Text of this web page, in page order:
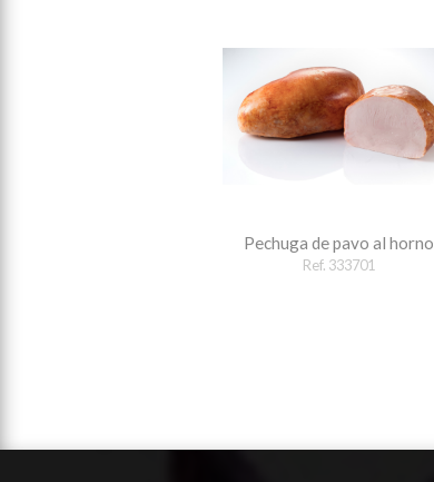
Pechuga de pavo al horno
Ref. 333701